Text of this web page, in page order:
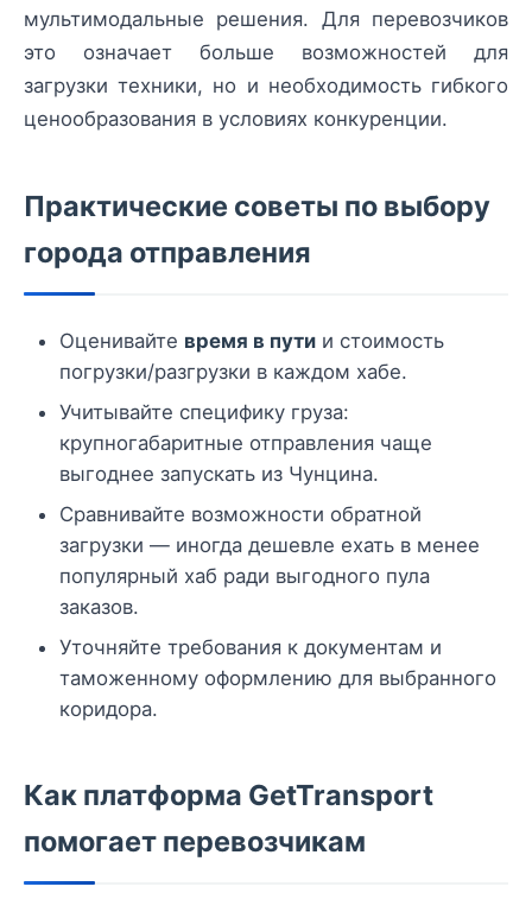
мультимодальные решения. Для перевозчиков
это означает больше возможностей для
загрузки техники, но и необходимость гибкого
ценообразования в условиях конкуренции.
Практические советы по выбору
города отправления
Оценивайте время в пути и стоимость
погрузки/разгрузки в каждом хабе.
Учитывайте специфику груза:
крупногабаритные отправления чаще
выгоднее запускать из Чунцина.
Сравнивайте возможности обратной
загрузки — иногда дешевле ехать в менее
популярный хаб ради выгодного пула
заказов.
Уточняйте требования к документам и
таможенному оформлению для выбранного
коридора.
Как платформа GetTransport
помогает перевозчикам